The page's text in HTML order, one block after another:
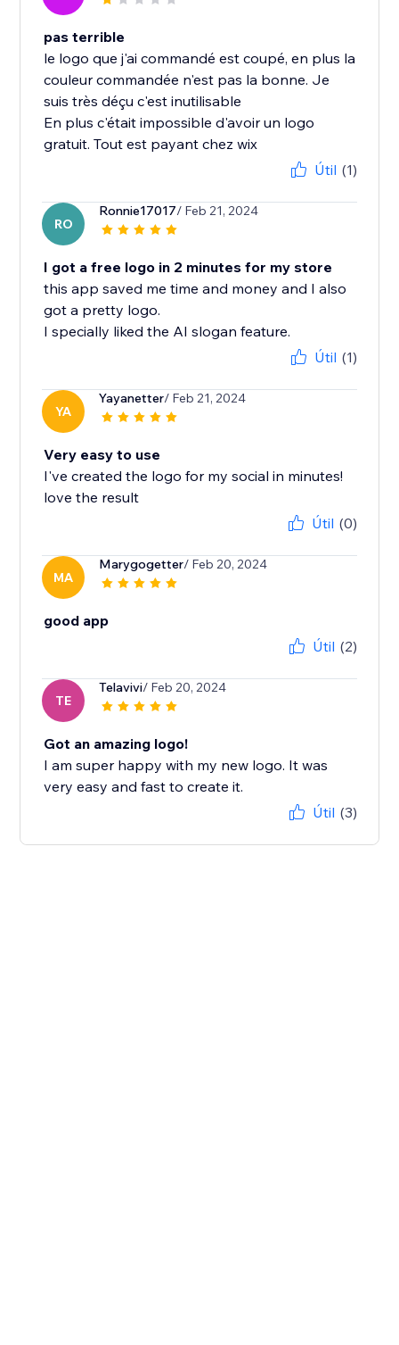
pas terrible
le logo que j'ai commandé est coupé, en plus la
couleur commandée n'est pas la bonne. Je
suis très déçu c'est inutilisable
En plus c'était impossible d'avoir un logo
gratuit. Tout est payant chez wix
Útil (1)
RO
Ronnie17017/ Feb 21, 2024
I got a free logo in 2 minutes for my store
this app saved me time and money and I also
got a pretty logo.
I specially liked the AI slogan feature.
Útil (1)
YA
Yayanetter/ Feb 21, 2024
Very easy to use
I've created the logo for my social in minutes!
love the result
Útil (0)
MA
Marygogetter/ Feb 20, 2024
good app
Útil (2)
TE
Telavivi/ Feb 20, 2024
Got an amazing logo!
I am super happy with my new logo. It was
very easy and fast to create it.
Útil (3)